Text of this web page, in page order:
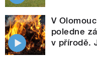
V
poledne
v přírodě.